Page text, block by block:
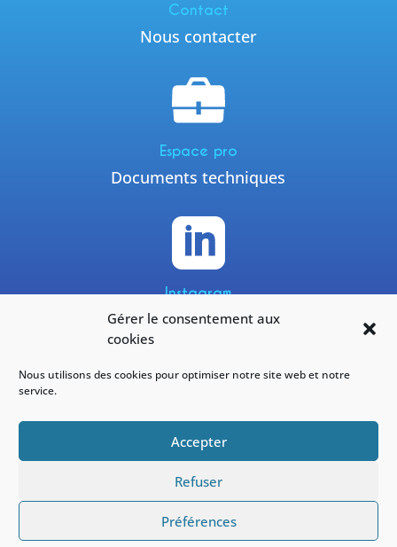
Gérer le consentement aux
cookies
Nous utilisons des cookies pour optimiser notre site web et notre
service.
Accepter
Refuser
Préférences
Contact
Nous contacter
Espace pro
Documents techniques

Instagram
@yneomofficiel
Facebook
#yneom
Réalisé parOnZeWeb|CGU & Mentions légales|Sécurité